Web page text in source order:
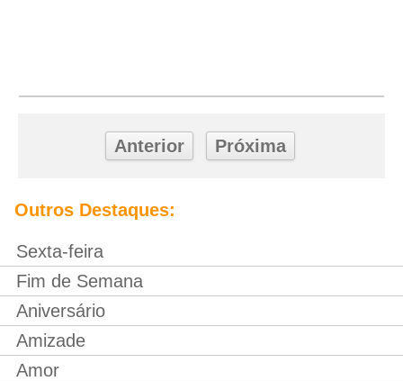
Anterior Próxima
Outros Destaques:
Sexta-feira
Fim de Semana
Aniversário
Amizade
Amor